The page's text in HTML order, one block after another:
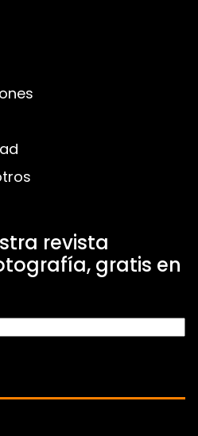
revista
gratis en